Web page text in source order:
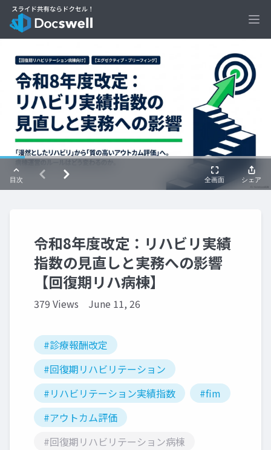
令和8年度改定：リハビリ実績
指数の見直しと実務への影響
【回復期リハ病棟】
379 Views June 11, 26
#診療報酬改定
#回復期リハビリテーション
#リハビリテーション実績指数
#fim
#アウトカム評価
#回復期リハビリテーション病棟